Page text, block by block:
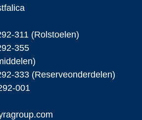
311 (Rolstoelen)
355
333 (Reserveonderdelen)
001